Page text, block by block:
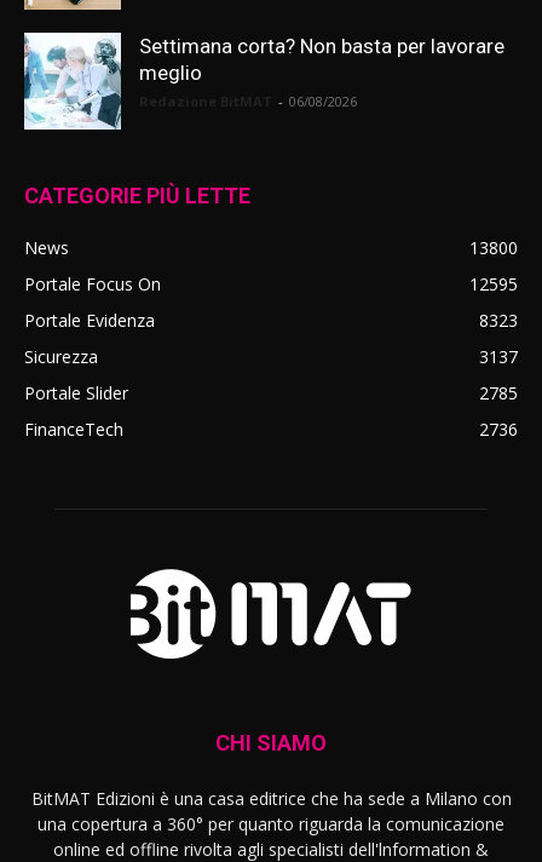
Settimana corta? Non basta per lavorare
meglio
- 06/08/2026
CATEGORIE PIÙ LETTE
News
13800
Portale Focus On
12595
Portale Evidenza
8323
Sicurezza
3137
Portale Slider
2785
FinanceTech
2736
CHI SIAMO
BitMAT Edizioni è una casa editrice che ha sede a Milano con
una copertura a 360° per quanto riguarda la comunicazione
online ed offline rivolta agli specialisti dell'lnformation &